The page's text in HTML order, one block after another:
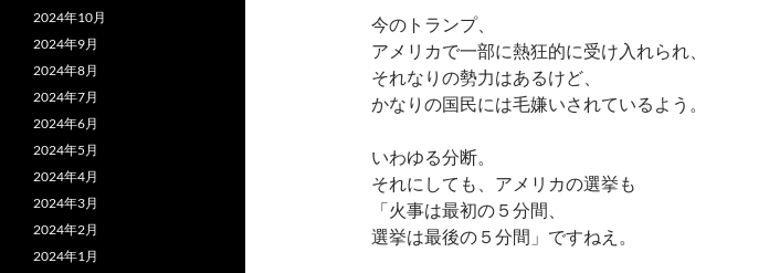
今のトランプ、
アメリカで一部に熱狂的に受け入れられ、
それなりの勢力はあるけど、
かなりの国民には毛嫌いされているよう。
いわゆる分断。
それにしても、アメリカの選挙も
「火事は最初の５分間、
選挙は最後の５分間」ですねえ。
2024年10月
2024年9月
2024年8月
2024年7月
2024年6月
2024年5月
2024年4月
2024年3月
2024年2月
2024年1月